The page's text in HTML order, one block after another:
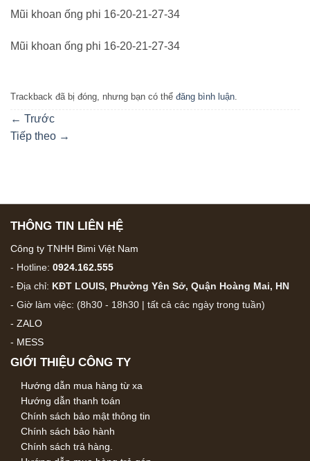
Mũi khoan ống phi 16-20-21-27-34
Mũi khoan ống phi 16-20-21-27-34
Trackback đã bị đóng, nhưng bạn có thể đăng bình luận.
← Trước
Tiếp theo →
THÔNG TIN LIÊN HỆ
Công ty TNHH Bimi Việt Nam
- Hotline: 0924.162.555
- Địa chỉ: KĐT LOUIS, Phường Yên Sở, Quận Hoàng Mai, HN
- Giờ làm việc: (8h30 - 18h30 | tất cả các ngày trong tuần)
- ZALO
- MESS
GIỚI THIỆU CÔNG TY
Hướng dẫn mua hàng từ xa
Hướng dẫn thanh toán
Chính sách bảo mật thông tin
Chính sách bảo hành
Chính sách trả hàng.